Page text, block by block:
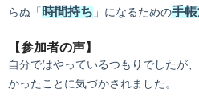
らぬ「 時間持ち 」になるための手
【参加者の声】
自分ではやっているつもりでしたが
かったことに気づかされました。